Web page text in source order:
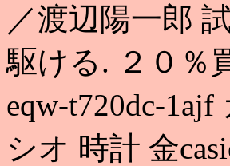
／渡辺陽一郎
駆ける. ２０％
eqw-t720dc-
シオ 時計 金